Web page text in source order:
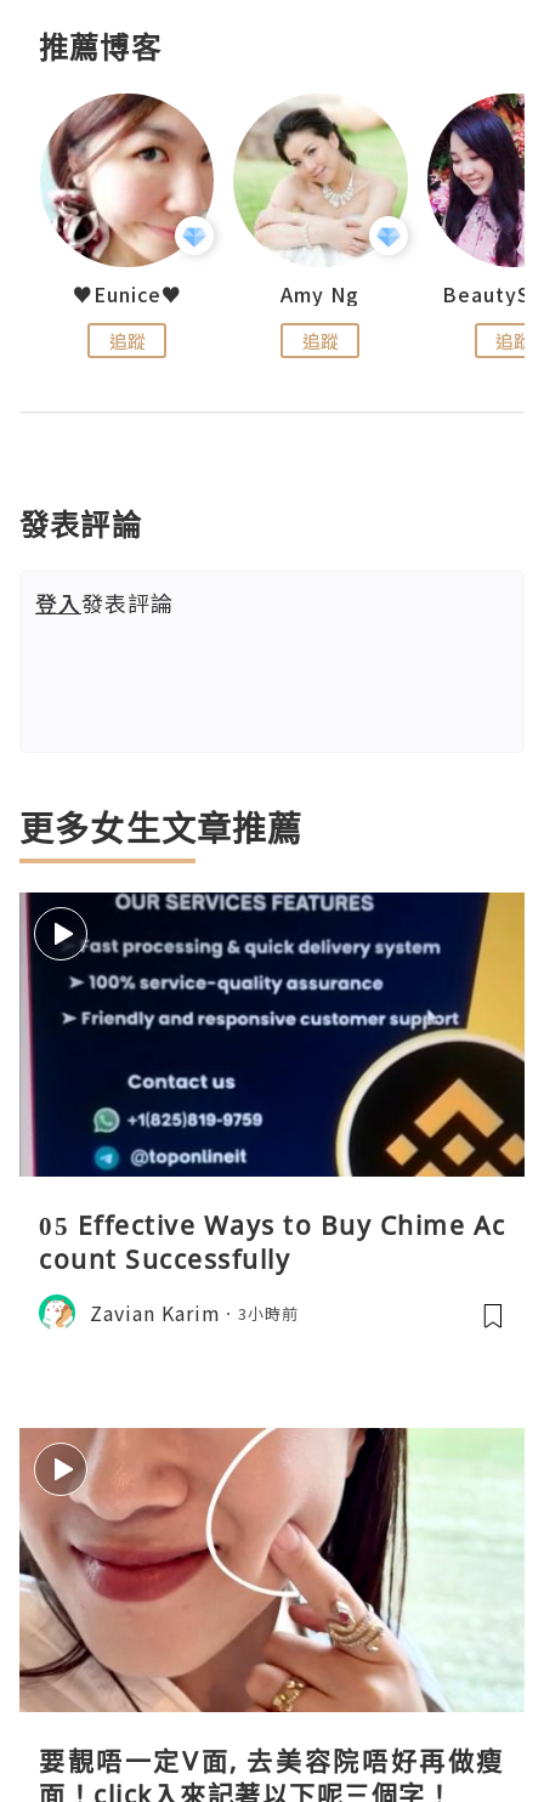
推薦博客
♥Eunice♥
追蹤
Amy Ng
追蹤 追蹤
發表評論
登入發表評論
更多女生文章推薦
05 Effective Ways to Buy Chime Ac
count Successfully
Zavian Karim 3小時前
要靚唔一定V面, 去美容院唔好再做瘦
面！click入來記著以下呢三個字！